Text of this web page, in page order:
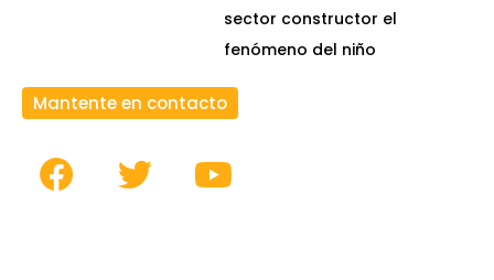
sector constructor el
fenómeno del niño
Mantente en contacto